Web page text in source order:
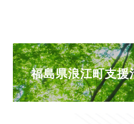
福島県浪江町支援